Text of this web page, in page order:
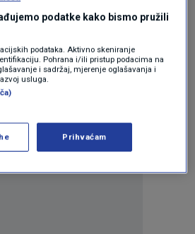
Oglas
podatke kako bismo pružili
podataka. Aktivno skeniranje
Pohrana i/ili pristup podacima na
i sadržaj, mjerenje oglašavanja i
usluga.
Prihvaćam